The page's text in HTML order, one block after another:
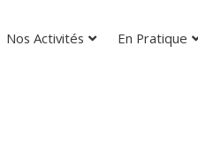
Nos Activités En Pratique